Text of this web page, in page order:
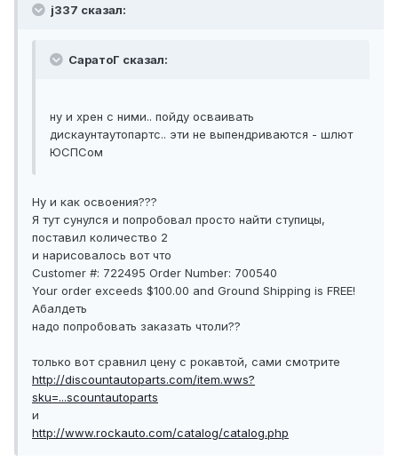
j337 сказал:
СаратоГ сказал:
ну и хрен с ними.. пойду осваивать
дискаунтаутопартс.. эти не выпендриваются - шлют
ЮСПСом
Ну и как освоения???
Я тут сунулся и попробовал просто найти ступицы,
поставил количество 2
и нарисовалось вот что
Customer #: 722495 Order Number: 700540
Your order exceeds $100.00 and Ground Shipping is FREE!
Абалдеть
надо попробовать заказать чтоли??
только вот сравнил цену с рокавтой, сами смотрите
http://discountautoparts.com/item.wws?
sku=...scountautoparts
и
http://www.rockauto.com/catalog/catalog.php